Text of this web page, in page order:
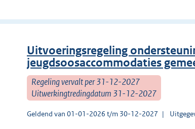
Uitvoeringsregeling
jeugdsoosaccommodaties
Regeling vervalt per 31-12-2027
Uitwerkingtredingdatum 31-12-2027
Geldend van 01-01-2026 t/m 30-12-2027